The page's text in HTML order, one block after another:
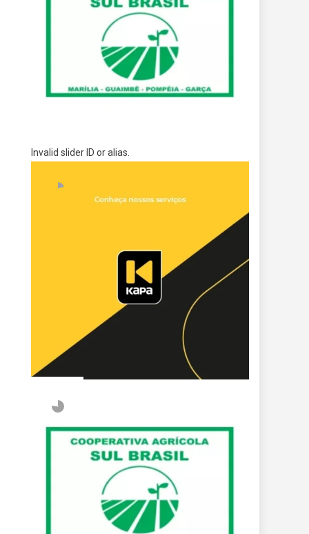
Invalid slider ID or alias.